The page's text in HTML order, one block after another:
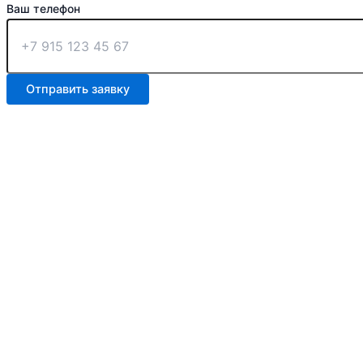
Ваш телефон
Отправить заявку